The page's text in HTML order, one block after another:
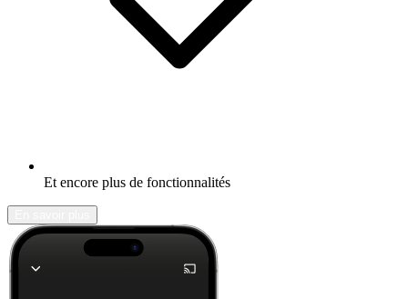
Et encore plus de fonctionnalités